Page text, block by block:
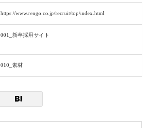
https://www.rengo.co.jp/recruit/top/index.html
001_新卒採用サイト
010_素材